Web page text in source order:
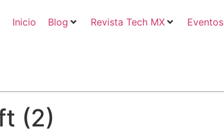
Inicio Blog Revista Tech MX Eventos
(2)